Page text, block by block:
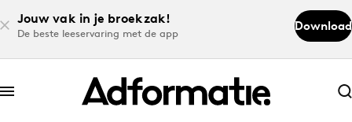
Jouw vak in je broekzak!
De beste leeservaring met de app
Download
Abonneer nu
Abonneer nu